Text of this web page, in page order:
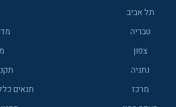
תל אביב
טבריה
צפון
נתניה
מרכז
תנאים